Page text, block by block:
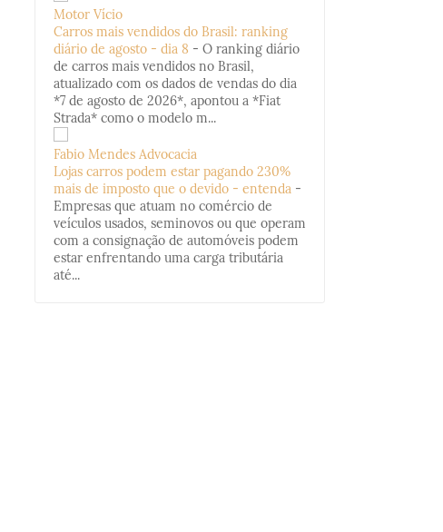
Motor Vício
Carros mais vendidos do Brasil: ranking
diário de agosto - dia 8 - O ranking diário
de carros mais vendidos no Brasil,
atualizado com os dados de vendas do dia
*7 de agosto de 2026*, apontou a *Fiat
Strada* como o modelo m...
Fabio Mendes Advocacia
Lojas carros podem estar pagando 230%
mais de imposto que o devido - entenda -
Empresas que atuam no comércio de
veículos usados, seminovos ou que operam
com a consignação de automóveis podem
estar enfrentando uma carga tributária
até...